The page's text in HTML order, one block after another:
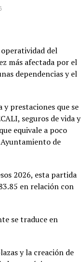
del
más afectada por el
dependencias y el
prestaciones que se
seguros de vida y
equivale a poco
de
2026, esta partida
en relación con
se traduce en
y la creación de